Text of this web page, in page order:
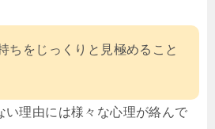
ちをじっくりと見極めること
い理由には様々な心理が絡んで